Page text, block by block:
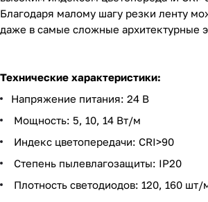
Благодаря малому шагу резки ленту
даже в самые сложные архитектурные
Технические характеристики:
Напряжение питания: 24 В
Мощность: 5, 10, 14 Вт/м
Индекс цветопередачи: CRI>90
Степень пылевлагозащиты: IP20
Плотность светодиодов: 120, 160 шт/